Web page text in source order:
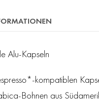
Alu-Kapseln
kompatiblen
Bohnen aus